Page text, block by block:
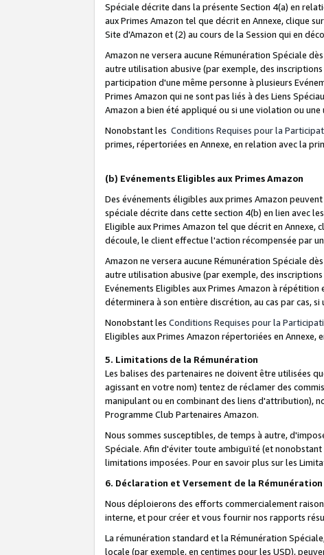
Spéciale décrite dans la présente Section 4(a) en
aux Primes Amazon tel que décrit en Annexe, clique
Site d'Amazon et (2) au cours de la Session qui en
Amazon ne versera aucune Rémunération Spéciale
autre utilisation abusive (par exemple, des
participation d'une même personne à plusieurs
Primes Amazon qui ne sont pas liés à des Liens
Amazon a bien été appliqué ou si une violation ou
Nonobstant les Conditions Requises pour la
primes, répertoriées en Annexe, en relation avec la
(b) Evénements Eligibles aux Primes Amazon
Des événements éligibles aux primes Amazon
spéciale décrite dans cette section 4(b) en lien avec
Eligible aux Primes Amazon tel que décrit en Annexe,
découle, le client effectue l'action récompensée par
Amazon ne versera aucune Rémunération Spéciale
autre utilisation abusive (par exemple, des
Evénements Eligibles aux Primes Amazon à répétition
déterminera à son entière discrétion, au cas par cas,
Nonobstant les Conditions Requises pour la
Eligibles aux Primes Amazon répertoriées en Annexe,
5. Limitations de la Rémunération
Les balises des partenaires ne doivent être utilisées
agissant en votre nom) tentez de réclamer des
manipulant ou en combinant des liens d'attribution),
Programme Club Partenaires Amazon.
Nous sommes susceptibles, de temps à autre,
Spéciale. Afin d'éviter toute ambiguïté (et
limitations imposées. Pour en savoir plus sur les
6. Déclaration et Versement de la Rémunération
Nous déploierons des efforts commercialement
interne, et pour créer et vous fournir nos rapports
La rémunération standard et la Rémunération
locale (par exemple, en centimes pour les USD),